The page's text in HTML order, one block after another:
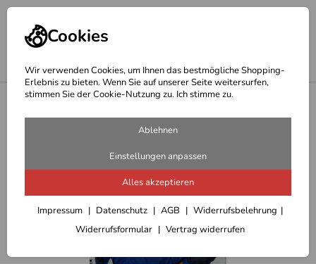
Cookies
Wir verwenden Cookies, um Ihnen das bestmögliche Shopping-
Erlebnis zu bieten. Wenn Sie auf unserer Seite weitersurfen,
stimmen Sie der Cookie-Nutzung zu. Ich stimme zu.
Ablehnen
Einstellungen anpassen
Alles akzeptieren
Impressum Datenschutz AGB
Widerrufsbelehrung
Widerrufsformular
Vertrag widerrufen
Outdoor Jacken Herren u. Winterjacken